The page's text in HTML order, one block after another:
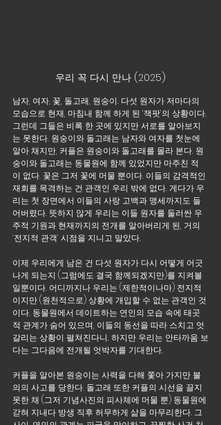
우리 꼭 다시 만나 (2025)
남자, 여자, 꽃, 돌고래, 원숭이. 다섯 원자가 저마다의
모습으로 현재, 마침내 함께 하게 된 ‘잭팟’의 상황이다.
그런데 그들은 비록 한 곳에 있지만 서로를 알아보지
는 못한다. 원숭이와 돌고래는 남자와 여자를 첫눈에
알아 채지만, 커플은 원숭이와 돌고래를 몰라 본다. 원
숭이와 돌고래는 동물원에 함께 있었지만 마주친 적
이 없다. 꽃은 그저 꽃에 머물 뿐이다. 이들의 감격적인
재회를 목격하는 건 관객인 우리 밖에 없다. 게다가 우
리는 첫 장면에서 이들의 사랑 고백과 맹세까지도 들
어버렸다. 뜻하지 않게 우리는 이들 원자를 둘러싼 우
주적 기원과 현재까지의 전개를 알아버리게 된, 거의
‘전지적 관객’ 시점을 지니고 말았다.
이제 우리에게 남은 건 다섯 원자가 다시 어떻게 어긋
나게 되는지 (그럼에도 결국 함께되겠지만)를 지켜볼
일뿐이다. 어디까지나 우리는 (제한적이나마) 전지적
이지만 (원천적으로) 상황에 개입할 수 없는 관객인 것
이다. 동물원에서 데이트하는 연인의 모습 속에 태곳
적 관계가 숨어 있으며, 이들의 동선을 따라 스치고 엇
갈리는 상황이 펼쳐진다니. 하지만 우리는 안타까움 보
다는 그다음에 전개될 엇박자를 기대한다.
커플을 알아본 원숭이는 사력을 다해 쫓아 가지만 불
의의 사고를 당한다. 돌고래 또한 커플의 시선을 끌지
못한 채 (그저 기념사진의 피사체에 머물 뿐) 동물원에
갇혀 지내다 방생 직후 허무하게 삶을 마무리한다. 그